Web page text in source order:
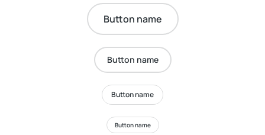
Button name
Button name
Button name
Button name